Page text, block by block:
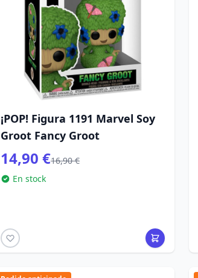
¡POP! Figura 1191 Marvel Soy
Groot Fancy Groot
14,90 €16,90 €
En stock